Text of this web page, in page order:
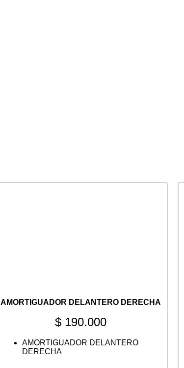
AMORTIGUADOR DELANTERO DERECHA
$ 190.000
AMORTIGUADOR DELANTERO
DERECHA